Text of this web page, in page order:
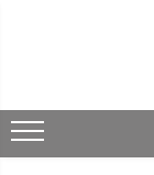
Ulei de motor
Fluide transmisie/